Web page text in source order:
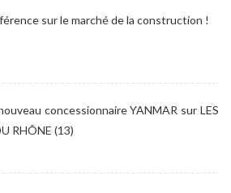
sur le marché de la construction !
concessionnaire YANMAR sur LES
RHÔNE (13)